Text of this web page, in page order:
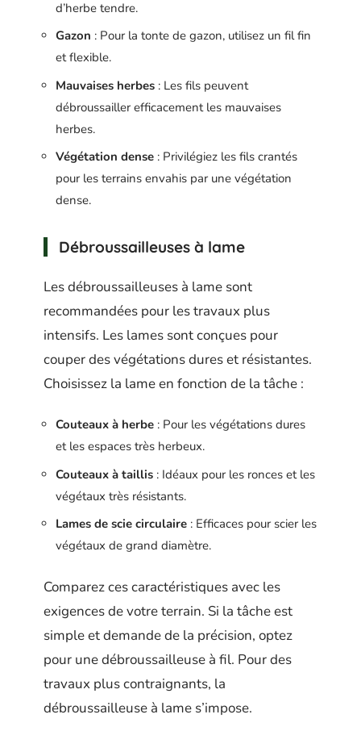
d’herbe tendre.
Gazon : Pour la tonte de gazon, utilisez un fil fin
et flexible.
Mauvaises herbes : Les fils peuvent
débroussailler efficacement les mauvaises
herbes.
Végétation dense : Privilégiez les fils crantés
pour les terrains envahis par une végétation
dense.
Débroussailleuses à lame
Les débroussailleuses à lame sont
recommandées pour les travaux plus
intensifs. Les lames sont conçues pour
couper des végétations dures et résistantes.
Choisissez la lame en fonction de la tâche :
Couteaux à herbe : Pour les végétations dures
et les espaces très herbeux.
Couteaux à taillis : Idéaux pour les ronces et les
végétaux très résistants.
Lames de scie circulaire : Efficaces pour scier les
végétaux de grand diamètre.
Comparez ces caractéristiques avec les
exigences de votre terrain. Si la tâche est
simple et demande de la précision, optez
pour une débroussailleuse à fil. Pour des
travaux plus contraignants, la
débroussailleuse à lame s’impose.